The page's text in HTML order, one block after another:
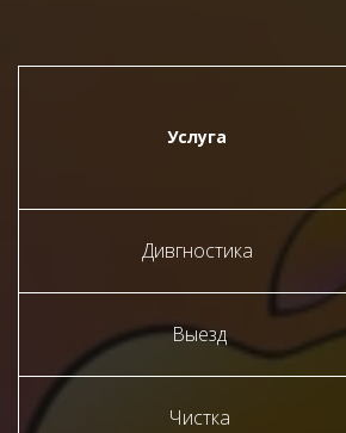
Услуга
Дивгностика
Выезд
Чистка